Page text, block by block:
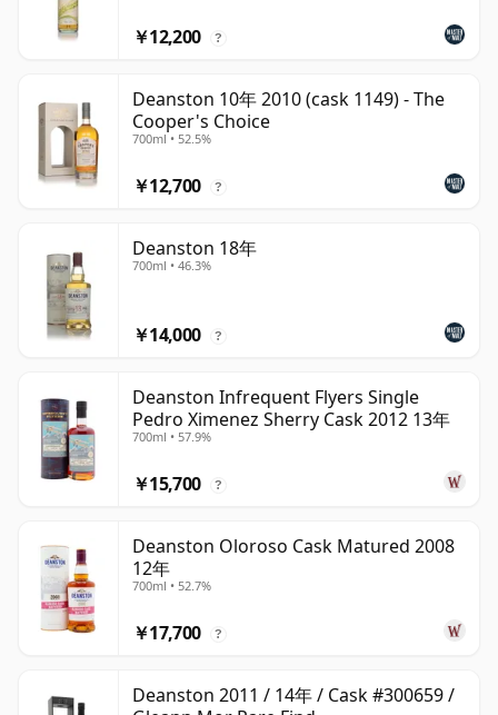
￥12,200 ?
Deanston 10年 2010 (cask 1149) - The
Cooper's Choice
700ml • 52.5%
￥12,700 ?
Deanston 18年
700ml • 46.3%
￥14,000 ?
Deanston Infrequent Flyers Single
Pedro Ximenez Sherry Cask 2012 13年
700ml • 57.9%
￥15,700 ?
Deanston Oloroso Cask Matured 2008
12年
700ml • 52.7%
￥17,700 ?
Deanston 2011 / 14年 / Cask #300659 /